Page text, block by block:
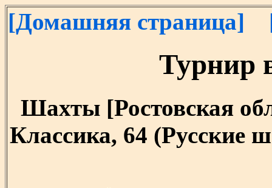
[Домашняя страница]
Турнир
Шахты [Ростовская
Классика, 64 (Русские